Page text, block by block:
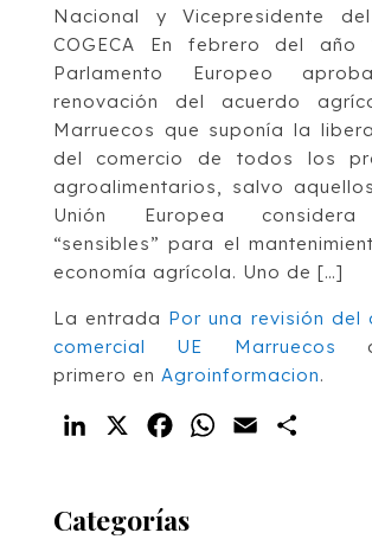
Nacional y Vicepresidente del
COGECA En febrero del año
Parlamento Europeo
renovación del acuerdo
Marruecos que suponía la
del comercio de todos los
agroalimentarios, salvo
Unión Europea
“sensibles” para el
economía agrícola. Uno de […]
La entrada Por una revisión del
comercial UE Marruecos
primero en Agroinformacion.
LinkedIn FacebookWhatsApp
Email
Categorías